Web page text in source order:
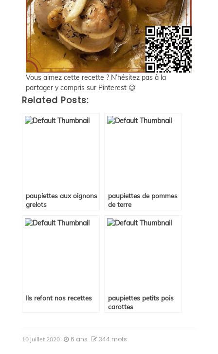
Vous aimez cette recette ? N’hésitez pas à la
partager y compris sur Pinterest 😉
Related Posts:
paupiettes aux oignons
grelots
paupiettes de pommes
de terre
Ils refont nos recettes
paupiettes petits pois
carottes
10 juillet 2020 6 ans 344 mots